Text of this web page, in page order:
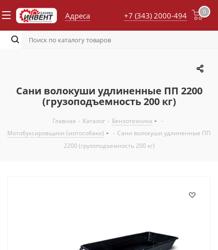
Адреса 0
+7 (343) 2000-494
Сани волокуши удлиненные ПП 2200
(грузоподъемность 200 кг)
Главная - Каталог - Бензотехника
-
Мотобуксировщики (мотособаки)
- Сани волокуши удлиненные ПП
2200 (грузоподъемность 200 кг)